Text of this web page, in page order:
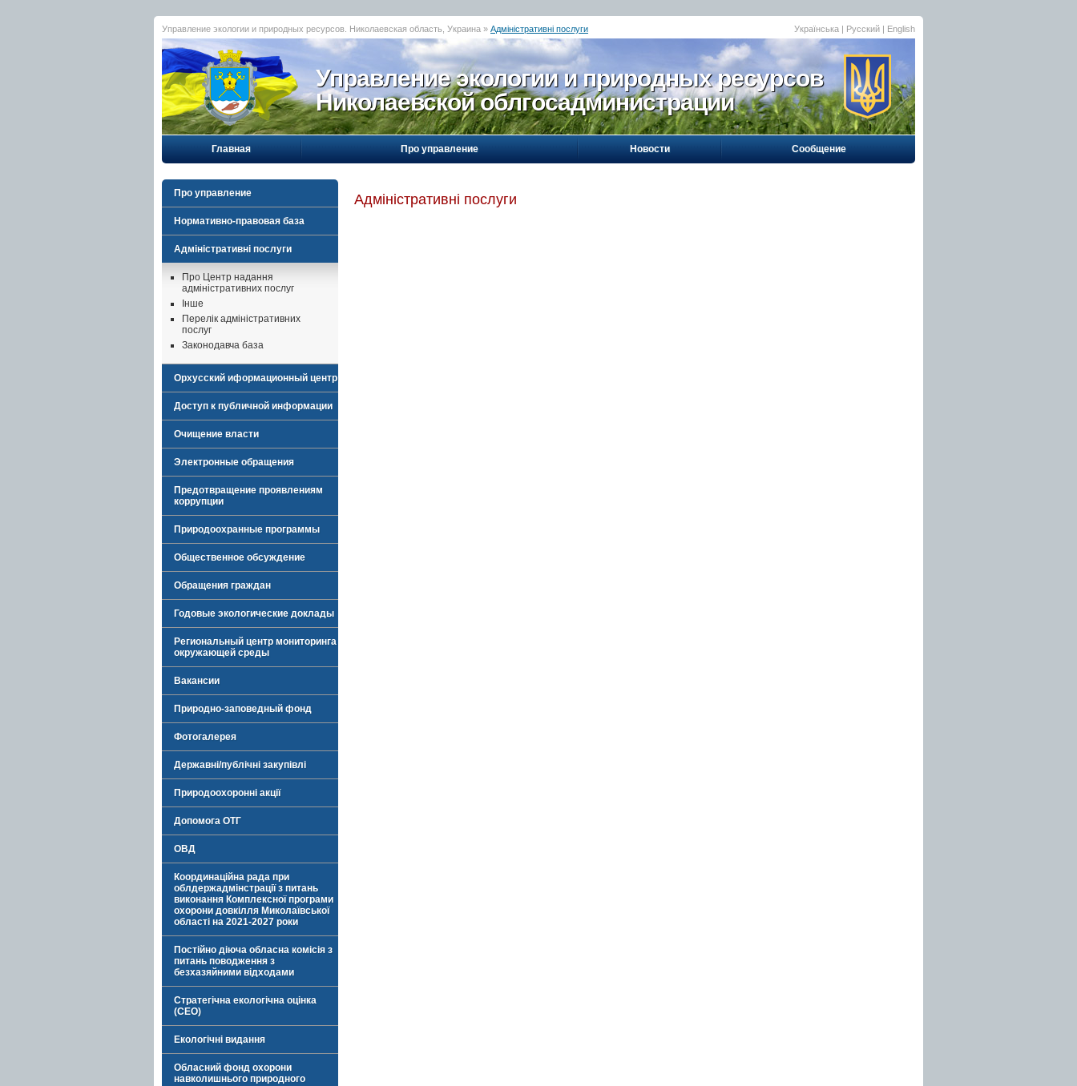
Управление экологии и природных ресурсов. Николаевская область, Украина » Адміністративні послуги Українська | Русский | English
Управление экологии и природных ресурсов
Николаевской облгосадминистрации
Главная Про управление Новости Сообщение
Про управление
Нормативно-правовая база
Адміністративні послуги
Про Центр надання
адміністративних послуг
Інше
Перелік адміністративних
послуг
Законодавча база
Орхусский иформационный центр
Доступ к публичной информации
Очищение власти
Электронные обращения
Предотвращение проявлениям
коррупции
Природоохранные программы
Общественное обсуждение
Обращения граждан
Годовые экологические доклады
Региональный центр мониторинга
окружающей среды
Вакансии
Природно-заповедный фонд
Фотогалерея
Державні/публічні закупівлі
Природоохоронні акції
Допомога ОТГ
ОВД
Координаційна рада при
облдержадмінстрації з питань
виконання Комплексної програми
охорони довкілля Миколаївської
області на 2021-2027 роки
Постійно діюча обласна комісія з
питань поводження з
безхазяйними відходами
Стратегічна екологічна оцінка
(СЕО)
Екологічні видання
Обласний фонд охорони
навколишнього природного
Адміністративні послуги